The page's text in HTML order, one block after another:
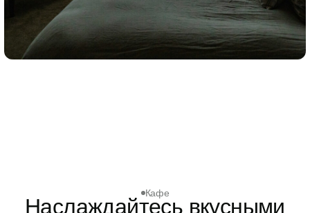
Кафе
Наслаждайтесь вкусными